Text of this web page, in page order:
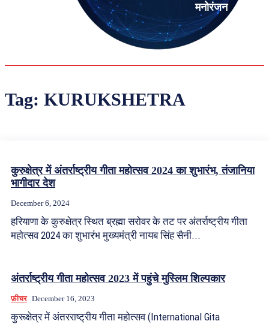
मनोरंजन
Tag: KURUKSHETRA
कुरुक्षेत्र में अंतर्राष्ट्रीय गीता महोत्सव 2024 का शुभारंभ, तंजानिया
भागीदार देश
December 6, 2024
हरियाणा के कुरुक्षेत्र स्थित ब्रह्मा सरोवर के तट पर अंतर्राष्ट्रीय गीता
महोत्सव 2024 का शुभारंभ मुख्यमंत्री नायब सिंह सैनी...
अंतर्राष्ट्रीय गीता महोत्सव 2023 में पहुंचे मुस्लिम शिल्पकार
फ़ीचर December 16, 2023
कुरूक्षेत्र में अंतरराष्ट्रीय गीता महोत्सव (International Gita